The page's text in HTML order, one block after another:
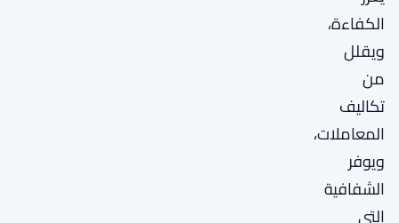
الكفاءة،
ويقلل
من
تكاليف
المعاملات،
ويوفر
الشفافية
التي